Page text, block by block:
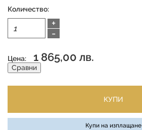
Количество:
+
-
Цена: 1 865,00 лв.
Сравни
КУПИ
Купи на изплащане